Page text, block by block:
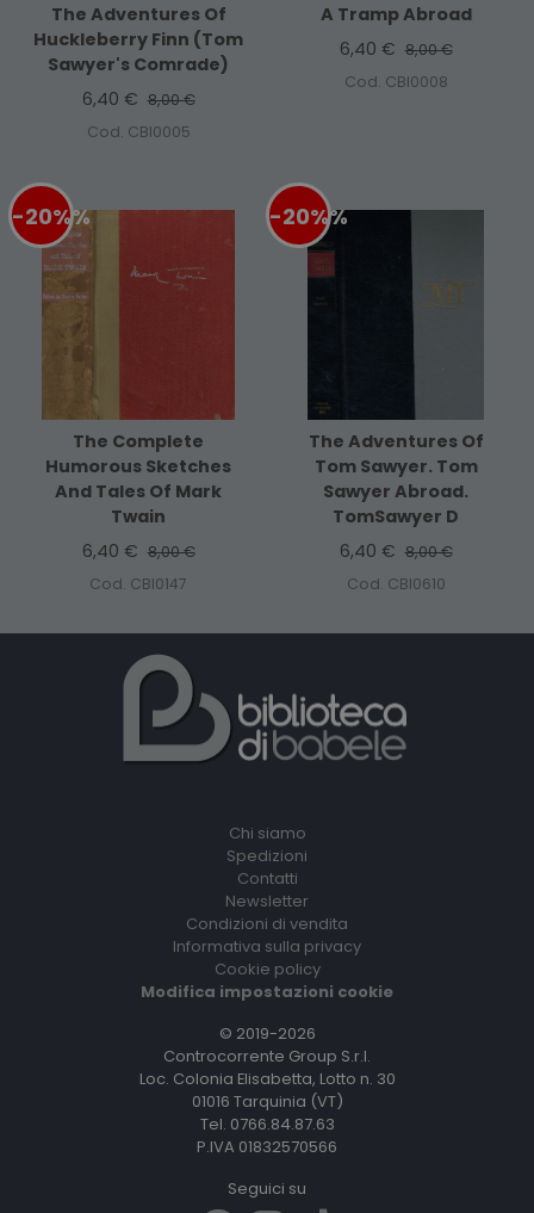
The Adventures Of
Huckleberry Finn (Tom
Sawyer's Comrade)
6,40 € 8,00 €
Cod. CBI0005
A Tramp Abroad
6,40 € 8,00 €
Cod. CBI0008
-20%%
The Complete
Humorous Sketches
And Tales Of Mark
Twain
6,40 € 8,00 €
Cod. CBI0147
-20%%
The Adventures Of
Tom Sawyer. Tom
Sawyer Abroad.
TomSawyer D
6,40 € 8,00 €
Cod. CBI0610
Chi siamo
Spedizioni
Contatti
Newsletter
Condizioni di vendita
Informativa sulla privacy
Cookie policy
Modifica impostazioni cookie
© 2019-2026
Controcorrente Group S.r.l.
Loc. Colonia Elisabetta, Lotto n. 30
01016 Tarquinia (VT)
Tel. 0766.84.87.63
P.IVA 01832570566
Seguici su